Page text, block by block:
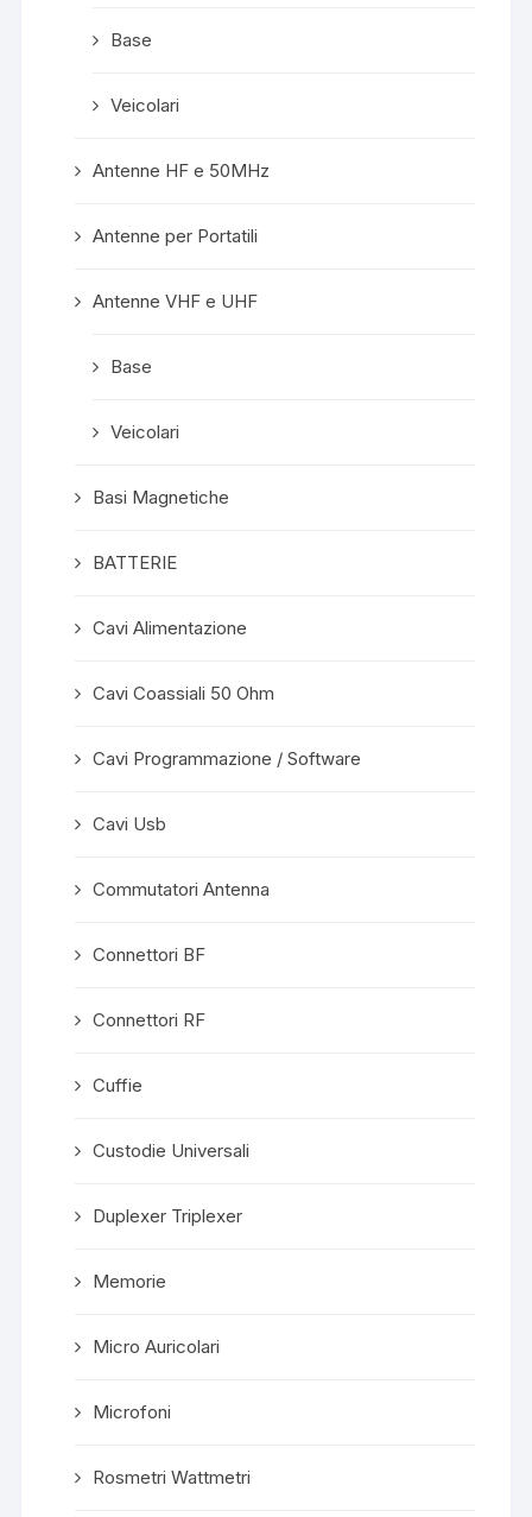
Base
Veicolari
Antenne HF e 50MHz
Antenne per Portatili
Antenne VHF e UHF
Base
Veicolari
Basi Magnetiche
BATTERIE
Cavi Alimentazione
Cavi Coassiali 50 Ohm
Cavi Programmazione / Software
Cavi Usb
Commutatori Antenna
Connettori BF
Connettori RF
Cuffie
Custodie Universali
Duplexer Triplexer
Memorie
Micro Auricolari
Microfoni
Rosmetri Wattmetri